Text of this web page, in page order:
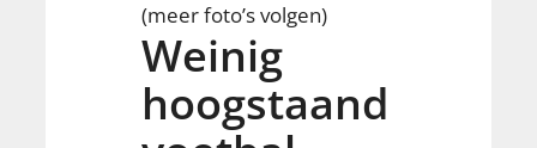
(meer foto’s volgen)
Weinig
hoogstaand